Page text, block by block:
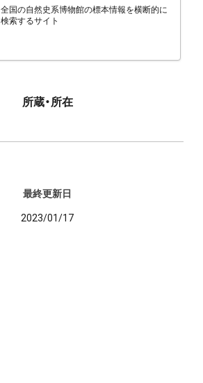
全国の自然史系博物館の標本情報を横断的に
検索するサイト
所蔵・所在
最終更新日
2023/01/17